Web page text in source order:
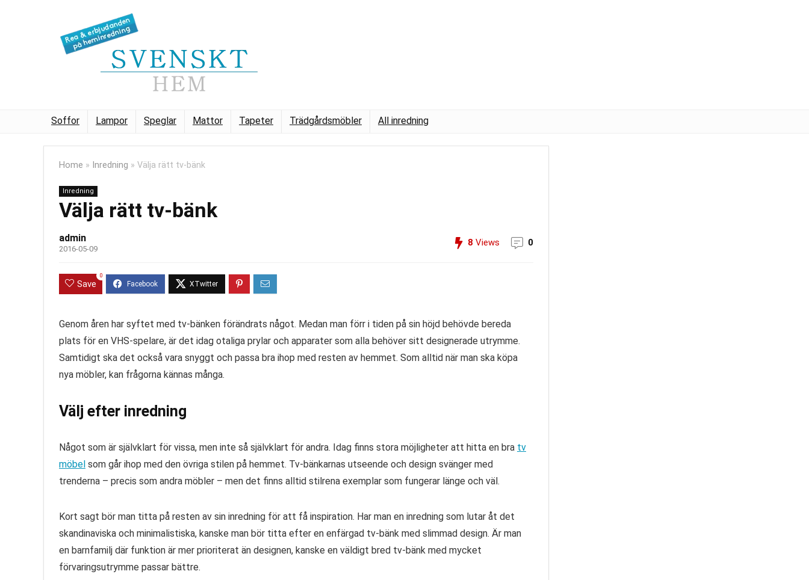
Soffor Lampor Speglar Mattor Tapeter Trädgårdsmöbler All inredning
Home » Inredning » Välja rätt tv-bänk
Inredning
Välja rätt tv-bänk
admin
2016-05-09
8 Views 0
Save
0
Genom åren har syftet med tv-bänken förändrats något. Medan man förr i tiden på sin höjd behövde bereda
plats för en VHS-spelare, är det idag otaliga prylar och apparater som alla behöver sitt designerade utrymme.
Samtidigt ska det också vara snyggt och passa bra ihop med resten av hemmet. Som alltid när man ska köpa
nya möbler, kan frågorna kännas många.
Välj efter inredning
Något som är självklart för vissa, men inte så självklart för andra. Idag finns stora möjligheter att hitta en bra tv
möbel som går ihop med den övriga stilen på hemmet. Tv-bänkarnas utseende och design svänger med
trenderna – precis som andra möbler – men det finns alltid stilrena exemplar som fungerar länge och väl.
Kort sagt bör man titta på resten av sin inredning för att få inspiration. Har man en inredning som lutar åt det
skandinaviska och minimalistiska, kanske man bör titta efter en enfärgad tv-bänk med slimmad design. Är man
en barnfamilj där funktion är mer prioriterat än designen, kanske en väldigt bred tv-bänk med mycket
förvaringsutrymme passar bättre.